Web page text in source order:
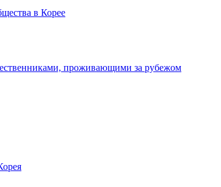
в Корее
проживающими за рубежом